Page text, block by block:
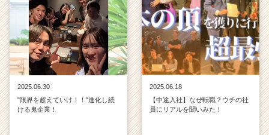
2025.06.30
"限界を超えていけ！！"進化し続
ける鬼企業！
2025.06.18
【中途入社】なぜ転職？ウチの社
員にリアルを聞いみた！